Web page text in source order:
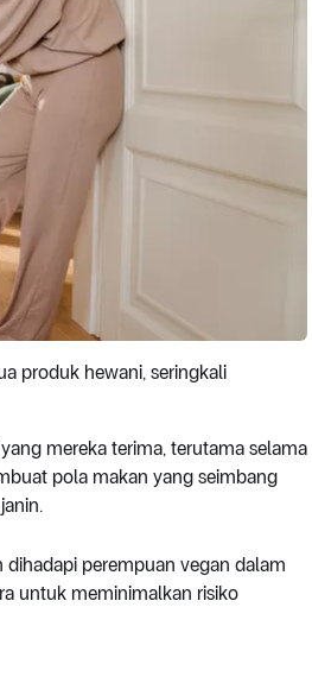
produk hewani, seringkali
mereka terima, terutama selama
pola makan yang seimbang
perempuan vegan dalam
untuk meminimalkan risiko